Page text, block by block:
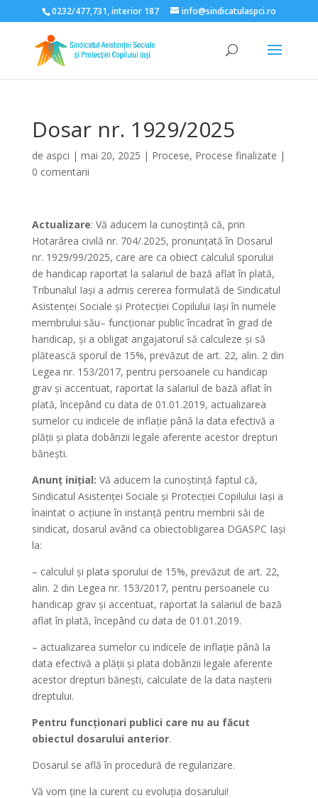
Deschide bara de unelte
0232/477,731, interior 187 info@sindicatulaspci.ro
Dosar nr. 1929/2025
de aspci | mai 20, 2025 | Procese, Procese finalizate |
0 comentarii
Actualizare: Vă aducem la cunoștință că, prin
Hotarârea civilă nr. 704/.2025, pronunțată în Dosarul
nr. 1929/99/2025, care are ca obiect calculul sporului
de handicap raportat la salariul de bază aflat în plată,
Tribunalul Iaşi a admis cererea formulată de Sindicatul
Asistenţei Sociale şi Protecţiei Copilului Iaşi în numele
membrului său– funcționar public încadrat în grad de
handicap, și a obligat angajatorul să calculeze și să
plătească sporul de 15%, prevăzut de art. 22, alin. 2 din
Legea nr. 153/2017, pentru persoanele cu handicap
grav și accentuat, raportat la salariul de bază aflat în
plată, începând cu data de 01.01.2019, actualizarea
sumelor cu indicele de inflație până la data efectivă a
plății și plata dobânzii legale aferente acestor drepturi
bănești.
Anunț inițial: Vă aducem la cunoștință faptul că,
Sindicatul Asistenţei Sociale şi Protecţiei Copilului Iaşi a
înaintat o acțiune în instanță pentru membrii săi de
sindicat, dosarul având ca obiectobligarea DGASPC Iași
la:
– calculul și plata sporului de 15%, prevăzut de art. 22,
alin. 2 din Legea nr. 153/2017, pentru persoanele cu
handicap grav și accentuat, raportat la salariul de bază
aflat în plată, începând cu data de 01.01.2019.
– actualizarea sumelor cu indicele de inflație până la
data efectivă a plății și plata dobânzii legale aferente
acestor drepturi bănești, calculate de la data nașterii
dreptului.
Pentru funcționari publici care nu au făcut
obiectul dosarului anterior.
Dosarul se află în procedură de regularizare.
Vă vom ține la curent cu evoluția dosarului!